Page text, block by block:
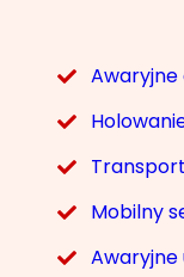
Mobilny
Awaryjne